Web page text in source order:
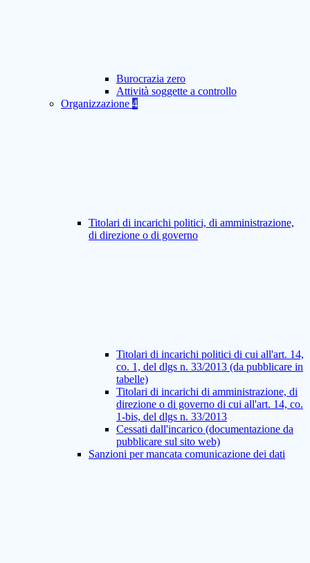
Burocrazia zero
Attività soggette a controllo
Organizzazione 4
Titolari di incarichi politici, di amministrazione,
di direzione o di governo
Titolari di incarichi politici di cui all'art. 14,
co. 1, del dlgs n. 33/2013 (da pubblicare in
tabelle)
Titolari di incarichi di amministrazione, di
direzione o di governo di cui all'art. 14, co.
1-bis, del dlgs n. 33/2013
Cessati dall'incarico (documentazione da
pubblicare sul sito web)
Sanzioni per mancata comunicazione dei dati